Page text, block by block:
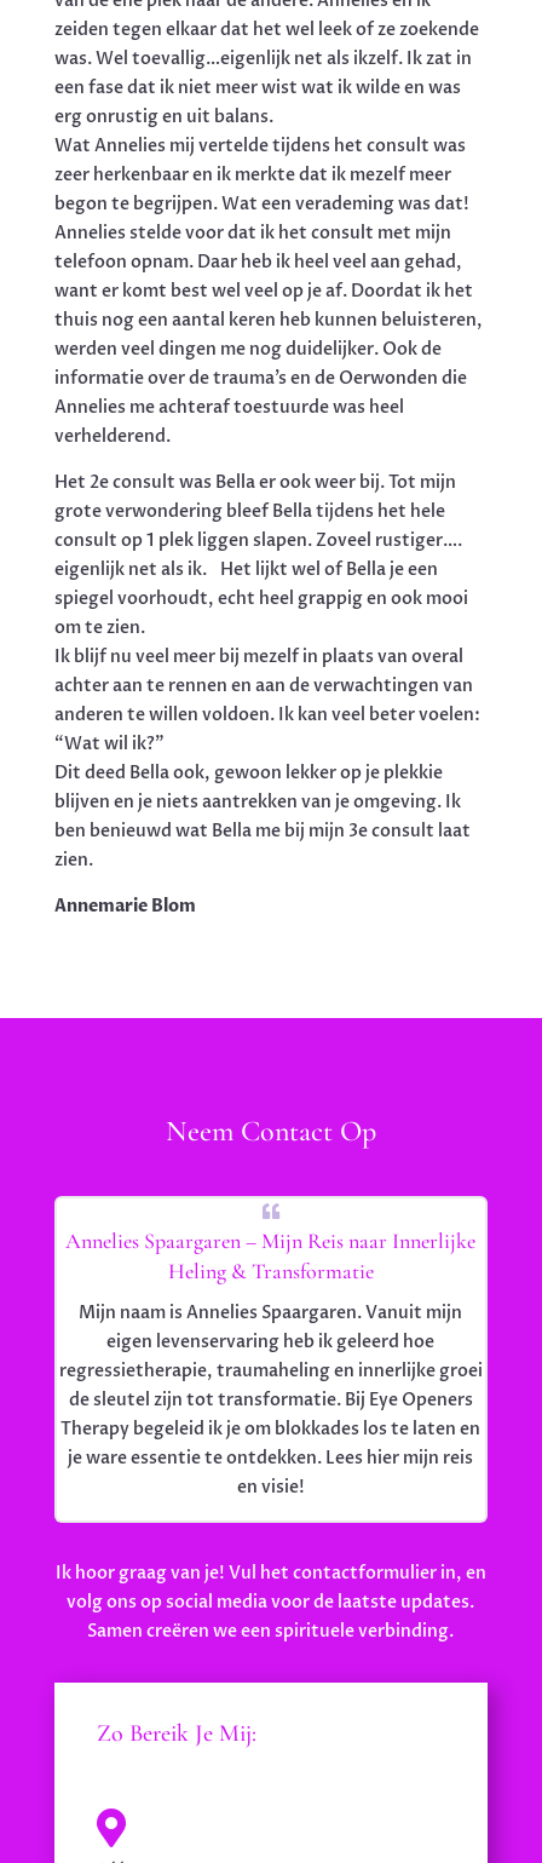
zeiden tegen elkaar dat het wel leek of ze zoekende
was. Wel toevallig…eigenlijk net als ikzelf. Ik zat in
een fase dat ik niet meer wist wat ik wilde en was
erg onrustig en uit balans.
Wat Annelies mij vertelde tijdens het consult was
zeer herkenbaar en ik merkte dat ik mezelf meer
begon te begrijpen. Wat een verademing was dat!
Annelies stelde voor dat ik het consult met mijn
telefoon opnam. Daar heb ik heel veel aan gehad,
want er komt best wel veel op je af. Doordat ik het
thuis nog een aantal keren heb kunnen beluisteren,
werden veel dingen me nog duidelijker. Ook de
informatie over de trauma’s en de Oerwonden die
Annelies me achteraf toestuurde was heel
verhelderend.
Het 2e consult was Bella er ook weer bij. Tot mijn
grote verwondering bleef Bella tijdens het hele
consult op 1 plek liggen slapen. Zoveel rustiger….
eigenlijk net als ik. Het lijkt wel of Bella je een
spiegel voorhoudt, echt heel grappig en ook mooi
om te zien.
Ik blijf nu veel meer bij mezelf in plaats van overal
achter aan te rennen en aan de verwachtingen van
anderen te willen voldoen. Ik kan veel beter voelen:
“Wat wil ik?”
Dit deed Bella ook, gewoon lekker op je plekkie
blijven en je niets aantrekken van je omgeving. Ik
ben benieuwd wat Bella me bij mijn 3e consult laat
zien.
Annemarie Blom
Neem Contact Op
Annelies Spaargaren – Mijn Reis naar Innerlijke
Heling & Transformatie
Mijn naam is Annelies Spaargaren. Vanuit mijn
eigen levenservaring heb ik geleerd hoe
regressietherapie, traumaheling en innerlijke groei
de sleutel zijn tot transformatie. Bij Eye Openers
Therapy begeleid ik je om blokkades los te laten en
je ware essentie te ontdekken. Lees hier mijn reis
en visie!
Ik hoor graag van je! Vul het contactformulier in, en
volg ons op social media voor de laatste updates.
Samen creëren we een spirituele verbinding.
Zo Bereik Je Mij:
